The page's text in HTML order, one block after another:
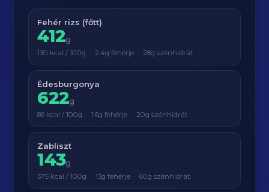
Fehér rizs (főtt)
412g
130 kcal / 100g · 2.4g fehérje · 28g szénhidrát
Édesburgonya
622g
86 kcal / 100g · 1.6g fehérje · 20g szénhidrát
Zabliszt
143g
375 kcal / 100g · 13g fehérje · 60g szénhidrát